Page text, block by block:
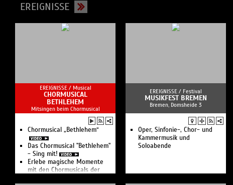
EREIGNISSE
EREIGNISSE / Musical
CHORMUSICAL
BETHLEHEM
Mitsingen beim Chormusical
Chormusical „Bethlehem“
Das Chormusical "Bethlehem"
- Sing mit!
Erlebe magische Momente
mit den Chormusicals der
EREIGNISSE / Festival
MUSIKFEST BREMEN
Bremen, Domsheide 3
Oper, Sinfonie-, Chor- und
Kammermusik und
Soloabende